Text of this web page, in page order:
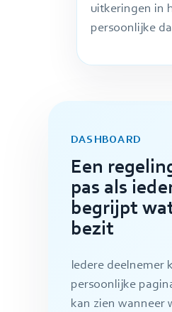
uitkeringen in
persoonlijke
DASHBOARD
Een
pas als
begrijpt
bezit
Iedere deelnemer
persoonlijke
kan zien wanneer